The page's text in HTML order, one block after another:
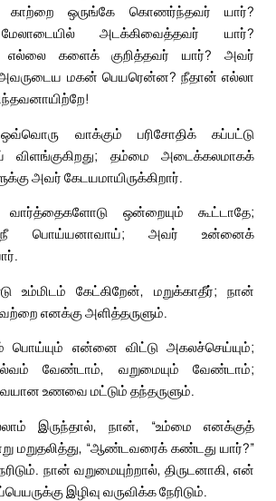
காற்றை ஒருங்கே கொணர்ந்தவர் யார்?
அடக்கிவைத்தவர் யார்?
களைக் குறித்தவர் யார்? அவர்
மகன் பெயரென்ன? நீதான் எல்லா
வாக்கும் பரிசோதிக் கப்பட்டு
விளங்குகிறது; தம்மை அடைக்கலமாகக்
அவர் கேடயமாயிருக்கிறார்.
ஒன்றையும் கூட்டாதே;
நீ பொய்யனாவாய்; அவர் உன்னைக்
உம்மிடம் கேட்கிறேன், மறுக்காதீர்; நான்
எனக்கு அளித்தருளும்.
பொய்யும் என்னை விட்டு அகலச்செய்யும்;
வேண்டாம், வறுமையும் வேண்டாம்;
உணவை மட்டும் தந்தருளும்.
இருந்தால், நான், “உம்மை எனக்குத்
மறுதலித்து, “ஆண்டவரைக் கண்டது யார்?”
நான் வறுமையுற்றால், திருடனாகி, என்
இழிவு வருவிக்க நேரிடும்.